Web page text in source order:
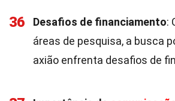
36 Desafios de financiamento:
áreas de pesquisa, a busca
axião enfrenta desafios de